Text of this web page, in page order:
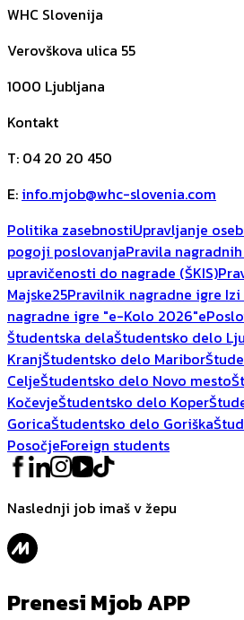
WHC Slovenija
Verovškova ulica 55
1000 Ljubljana
Kontakt
T: 04 20 20 450
E: info.mjob@whc-slovenia.com
Politika zasebnostiUpravljanje
pogoji poslovanjaPravila
upravičenosti do nagrade (ŠKIS)
Majske25Pravilnik nagradne igre Izi
nagradne igre "e-Kolo 2026"
Študentska delaŠtudentsko delo
KranjŠtudentsko delo Maribor
CeljeŠtudentsko delo Novo mesto
KočevjeŠtudentsko delo Koper
GoricaŠtudentsko delo Goriška
PosočjeForeign students
Naslednji job imaš v žepu
Prenesi Mjob APP